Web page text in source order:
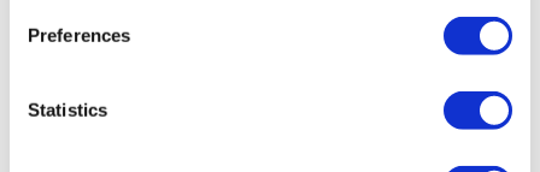
Preferences
Statistics